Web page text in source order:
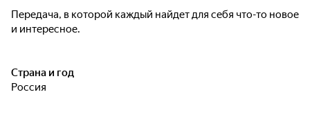
Передача, в которой каждый найдет для себя что-то новое
и интересное.
Страна и год
Россия